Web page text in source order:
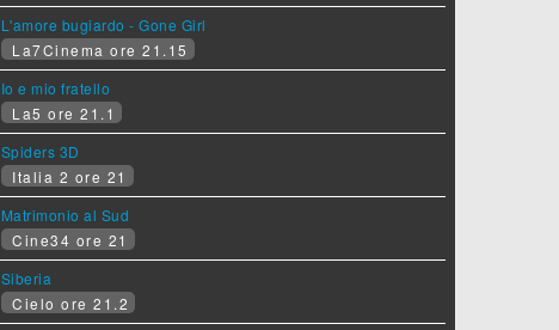
L'amore bugiardo - Gone Girl
La7Cinema ore 21.15
Io e mio fratello
La5 ore 21.1
Spiders 3D
Italia 2 ore 21
Matrimonio al Sud
Cine34 ore 21
Siberia
Cielo ore 21.2